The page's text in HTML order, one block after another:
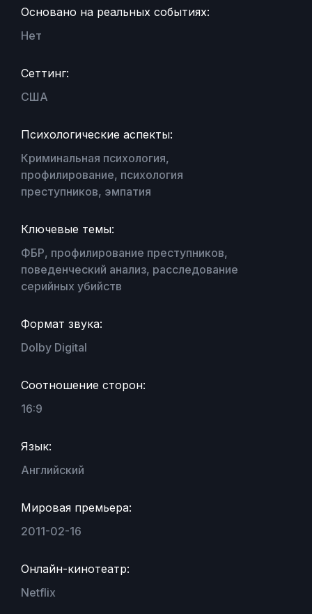
Основано на реальных событиях:
Нет
Сеттинг:
США
Психологические аспекты:
Криминальная психология,
профилирование, психология
преступников, эмпатия
Ключевые темы:
ФБР, профилирование преступников,
поведенческий анализ, расследование
серийных убийств
Формат звука:
Dolby Digital
Соотношение сторон:
16:9
Язык:
Английский
Мировая премьера:
2011-02-16
Онлайн-кинотеатр:
Netflix